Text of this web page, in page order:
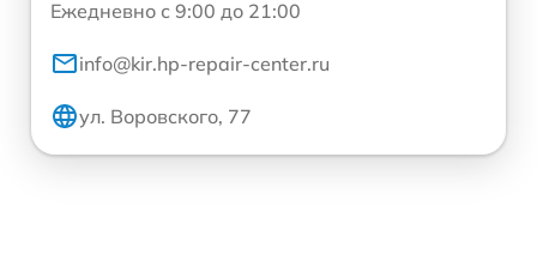
Ежедневно с 9:00 до 21:00
info@kir.hp-repair-center.ru
ул. Воровского, 77